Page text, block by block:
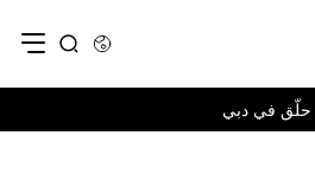
حلّق في دبي